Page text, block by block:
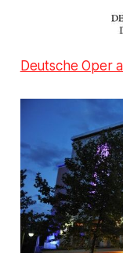
Deutsche Oper